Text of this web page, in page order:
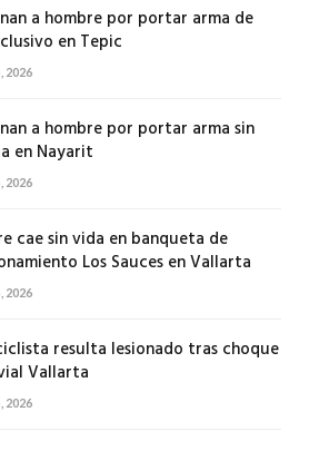
a hombre por portar arma de
en Tepic
2026
a hombre por portar arma sin
en Nayarit
2026
cae sin vida en banqueta de
Los Sauces en Vallarta
2026
resulta lesionado tras choque
Vallarta
2026